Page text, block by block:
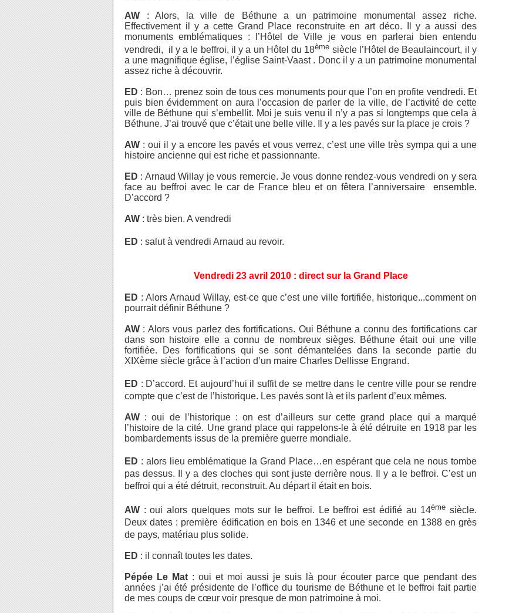
AW : Alors, la ville de Béthune a un patrimoine monumental assez riche.
Effectivement il y a cette Grand Place reconstruite en art déco. Il y a aussi des
monuments emblématiques : l’Hôtel de Ville je vous en parlerai bien entendu
vendredi,
il y a le beffroi, il y a un Hôtel du 18ème siècle l’Hôtel de Beaulaincourt, il y
a une magnifique église, l’église Saint-Vaast . Donc il y a un patrimoine monumental
assez riche à découvrir.
ED : Bon… prenez soin de tous ces monuments pour que l’on en profite vendredi. Et
puis bien évidemment on aura l’occasion de parler de la ville, de l’activité de cette
ville de Béthune qui s’embellit. Moi je suis venu il n’y a pas si longtemps que cela à
Béthune. J’ai trouvé que c’était une belle ville. Il y a les pavés sur la place je crois ?
AW : oui il y a encore les pavés et vous verrez, c’est une ville très sympa qui a une
histoire ancienne qui est riche et passionnante.
ED : Arnaud Willay je vous remercie. Je vous donne rendez-vous vendredi on y sera
face au beffroi avec le car de France bleu et on fêtera l’anniversaire
ensemble.
D’accord ?
AW : très bien. A vendredi
ED : salut à vendredi Arnaud au revoir.
Vendredi 23 avril 2010 : direct sur la Grand Place
ED : Alors Arnaud Willay, est-ce que c’est une ville fortifiée, historique...comment on
pourrait définir Béthune ?
AW : Alors vous parlez des fortifications. Oui Béthune a connu des fortifications car
dans son histoire elle a connu de nombreux sièges. Béthune était oui une ville
fortifiée. Des fortifications qui se sont démantelées dans la seconde partie du
XIXème siècle grâce à l’action d’un maire Charles Dellisse Engrand.
ED : D’accord. Et aujourd’hui il suffit de se mettre dans le centre ville pour se rendre
compte que c’est de l’historique. Les pavés sont là et ils parlent d’eux mêmes.
AW : oui de l’historique : on est d’ailleurs sur cette grand place qui a marqué
l’histoire de la cité. Une grand place qui rappelons-le à été détruite en 1918 par les
bombardements issus de la première guerre mondiale.
ED : alors lieu emblématique la Grand Place…en espérant que cela ne nous tombe
pas dessus. Il y a des cloches qui sont juste derrière nous. Il y a le beffroi. C’est un
beffroi qui a été détruit, reconstruit. Au départ il était en bois.
AW : oui alors quelques mots sur le beffroi. Le beffroi est édifié au 14ème siècle.
Deux dates : première édification en bois en 1346 et une seconde en 1388 en grès
de pays, matériau plus solide.
ED : il connaît toutes les dates.
Pépée Le Mat : oui et moi aussi je suis là pour écouter parce que pendant des
années j’ai été présidente de l’office du tourisme de Béthune et le beffroi fait partie
de mes coups de cœur voir presque de mon patrimoine à moi.